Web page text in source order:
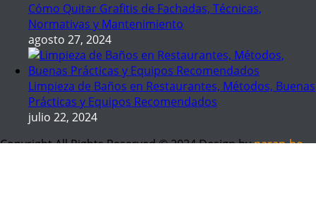
Cómo Quitar Grafitis de Fachadas, Técnicas,
Normativas y Mantenimiento
agosto 27, 2024
Limpieza de Baños en Restaurantes, Métodos, Buenas
Prácticas y Equipos Recomendados
julio 22, 2024
Copyright All Rights Reserved © 2024 Design bynaran-ho